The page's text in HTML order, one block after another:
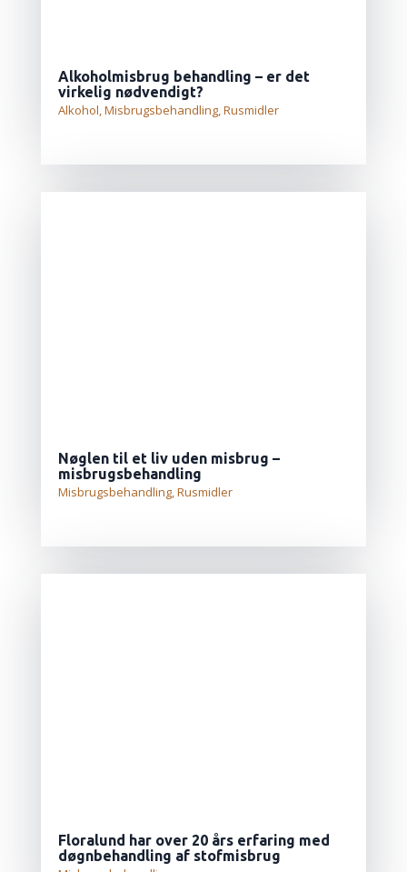
Alkoholmisbrug behandling – er det
virkelig nødvendigt?
Alkohol,Misbrugsbehandling,Rusmidler
Nøglen til et liv uden misbrug –
misbrugsbehandling
Misbrugsbehandling,Rusmidler
Floralund har over 20 års erfaring med
døgnbehandling af stofmisbrug